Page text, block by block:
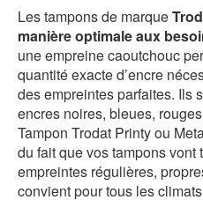
Les tampons de marque
manière optimale aux
une empreine caoutchouc
quantité exacte d’encre
des empreintes parfaites. Ils
encres noires, bleues,
Tampon Trodat Printy ou
du fait que vos tampons vont
empreintes régulières,
convient pour tous les